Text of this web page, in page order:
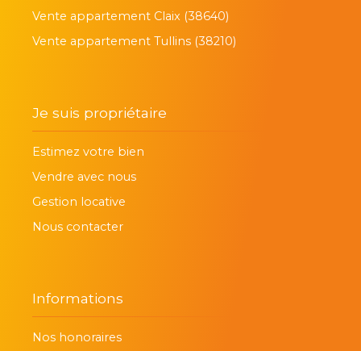
Vente appartement Claix (38640)
Vente appartement Tullins (38210)
Je suis propriétaire
Estimez votre bien
Vendre avec nous
Gestion locative
Nous contacter
Informations
Nos honoraires